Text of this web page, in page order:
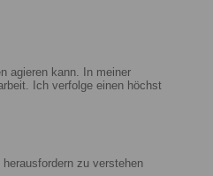
agieren kann. In meiner
Ich verfolge einen höchst
zu verstehen